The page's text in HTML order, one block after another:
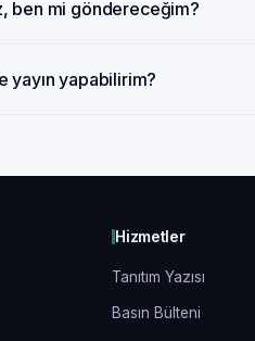
ben mi göndereceğim?
yayın yapabilirim?
Hizmetler
Tanıtım Yazısı
Basın Bülteni